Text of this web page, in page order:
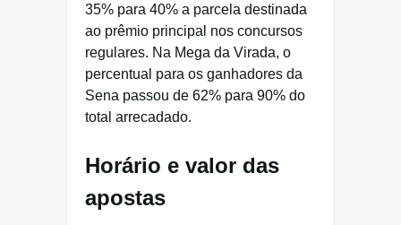
35% para 40% a parcela destinada
ao prêmio principal nos concursos
regulares. Na Mega da Virada, o
percentual para os ganhadores da
Sena passou de 62% para 90% do
total arrecadado.
Horário e valor das
apostas